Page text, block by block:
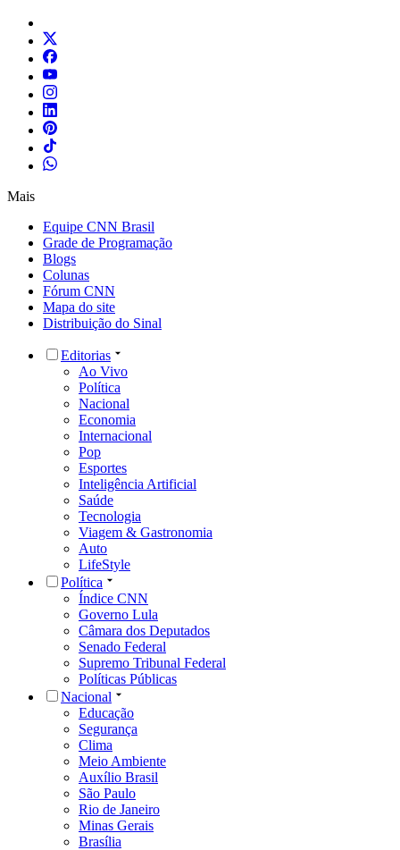
Mais
Equipe CNN Brasil
Grade de Programação
Blogs
Colunas
Fórum CNN
Mapa do site
Distribuição do Sinal
Editorias
Ao Vivo
Política
Nacional
Economia
Internacional
Pop
Esportes
Inteligência Artificial
Saúde
Tecnologia
Viagem & Gastronomia
Auto
LifeStyle
Política
Índice CNN
Governo Lula
Câmara dos Deputados
Senado Federal
Supremo Tribunal Federal
Políticas Públicas
Nacional
Educação
Segurança
Clima
Meio Ambiente
Auxílio Brasil
São Paulo
Rio de Janeiro
Minas Gerais
Brasília